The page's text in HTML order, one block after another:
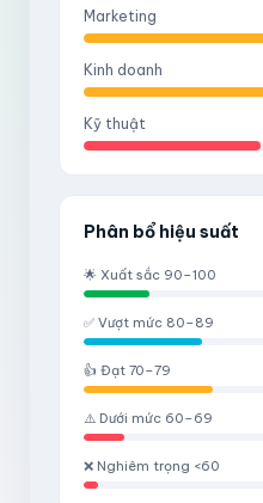
Marketing
Kinh doanh
Kỹ thuật
Phân bổ hiệu suất
🌟 Xuất sắc 90–100
✅ Vượt mức 80–89
👍 Đạt 70–79
⚠️ Dưới mức 60–69
❌ Nghiêm trọng <60